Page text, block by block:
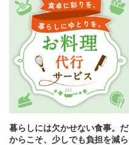
暮らしには欠かせない食事。だ
からこそ、少しでも負担を減ら